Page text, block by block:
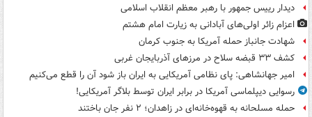
دیدار رییس جمهور با رهبر معظم انقلاب اسلامی
اعزام زائر اولی‌های آبادانی به زیارت امام هشتم
شهادت جانباز حمله آمریکا به جنوب کرمان
کشف ۳۳ قبضه سلاح در مرزهای آذربایجان غربی
امیر جهانشاهی: پای نظامی آمریکایی به ایران باز شود آن را قطع می‌کنیم
رسوایی دیپلماسی آمریکا در برابر ایران توسط بلاگر آمریکایی!
حمله مسلحانه به قهوه‌خانه‌ای در زاهدان؛ ۲ نفر جان باختند